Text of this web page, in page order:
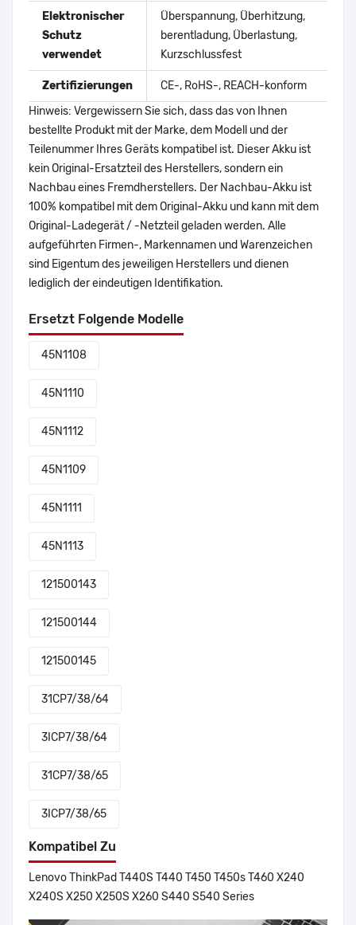
Elektronischer
Schutz
verwendet
Überspannung, Überhitzung,
berentladung, Überlastung,
Kurzschlussfest
Zertifizierungen
CE-, RoHS-, REACH-konform
Hinweis: Vergewissern Sie sich, dass das von Ihnen
bestellte Produkt mit der Marke, dem Modell und der
Teilenummer Ihres Geräts kompatibel ist. Dieser Akku ist
kein Original-Ersatzteil des Herstellers, sondern ein
Nachbau eines Fremdherstellers. Der Nachbau-Akku ist
100% kompatibel mit dem Original-Akku und kann mit dem
Original-Ladegerät / -Netzteil geladen werden. Alle
aufgeführten Firmen-, Markennamen und Warenzeichen
sind Eigentum des jeweiligen Herstellers und dienen
lediglich der eindeutigen Identifikation.
Ersetzt Folgende Modelle
45N1108
45N1110
45N1112
45N1109
45N1111
45N1113
121500143
121500144
121500145
31CP7/38/64
3ICP7/38/64
31CP7/38/65
3ICP7/38/65
Kompatibel Zu
Lenovo ThinkPad T440S T440 T450 T450s T460 X240
X240S X250 X250S X260 S440 S540 Series